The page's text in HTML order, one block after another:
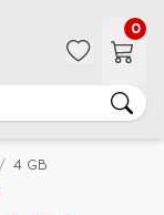
0
4 GB